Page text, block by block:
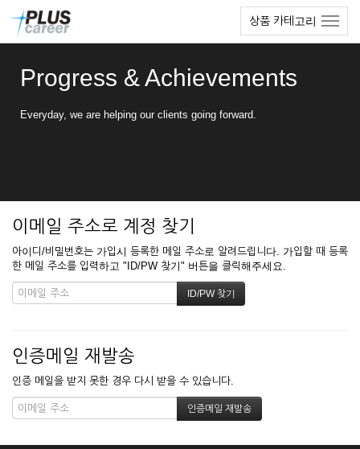
상품 카테고리
Progress & Achievements
Everyday, we are helping our clients going forward.
이메일 주소로 계정 찾기
아이디/비밀번호는 가입시 등록한 메일 주소로 알려드립니다. 가입할 때 등록
한 메일 주소를 입력하고 "ID/PW 찾기" 버튼을 클릭해주세요.
인증메일 재발송
인증 메일을 받지 못한 경우 다시 받을 수 있습니다.